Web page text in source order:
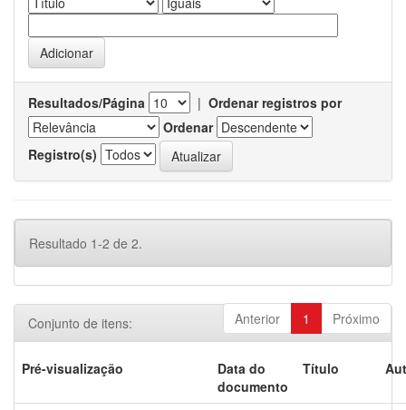
Resultados/Página | Ordenar registros por
Ordenar
Registro(s)
Resultado 1-2 de 2.
Anterior 1 Próximo
Conjunto de itens:
Pré-visualização
Data do
documento
Título